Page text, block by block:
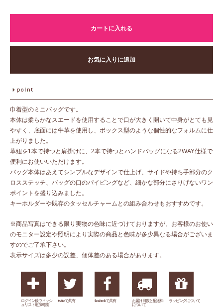
カートに入れる
お気に入りに追加
巾着型のミニバッグです。
本体は柔らかなスエードを使用することで口が大きく開いて中身がとても見
やすく、底面には牛革を使用し、ボックス型のような個性的なフォルムに仕
上がりました。
革紐を1本で持つと肩掛けに、2本で持つとハンドバッグになる2WAY仕様で
便利にお使いいただけます。
バッグ本体はあえてシンプルなデザインで仕上げ、サイドや持ち手部分のク
ロスステッチ、バッグの口のパイピングなど、細かな部分にさりげないワン
ポイントを盛り込みました。
キーホルダーや既存のタッセルチャームとの組み合わせもおすすめです。
※商品写真はできる限り実物の色味に近づけておりますが、お客様のお使い
のモニター設定や照明により実際の商品と色味が多少異なる場合がございま
すのでご了承下さい。
表示サイズは多少の誤差、個体差のある場合があります。
ログイン後ウィッシ
ュリスト追加可能
twitterで共有 facebookで共有
お届け日数と配送料
について
ラッピングについて